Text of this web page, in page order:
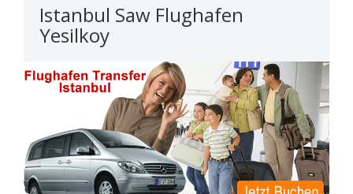
Istanbul Saw Flughafen
Yesilkoy